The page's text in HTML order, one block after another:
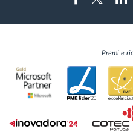
FacebookTwitter
Premi e